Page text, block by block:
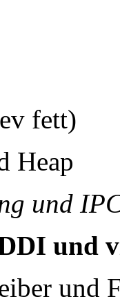
fett)
Heap
und
und
und